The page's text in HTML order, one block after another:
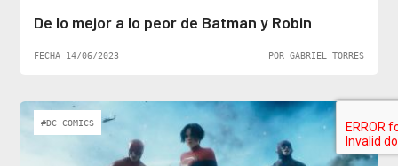
De lo mejor a lo peor de Batman y Robin
FECHA 14/06/2023 POR GABRIEL TORRES
#DC COMICS